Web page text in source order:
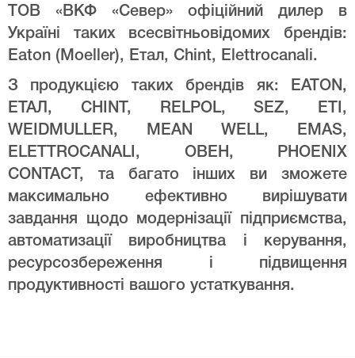
ТОВ «ВКФ «Север» офіційний дилер в
Україні таких всесвітньовідомих брендів:
Eaton (Moeller), Етал, Chint, Elettrocanali.
З продукцією таких брендів як: EATON,
ЕТАЛ, CHINT, RELPOL, SEZ, ETI,
WEIDMULLER, MEAN WELL, EMAS,
ELETTROCANALI, ОВЕН, PHOENIX
CONTACT, та багато інших ви зможете
максимально ефективно вирішувати
завдання щодо модернізації підприємства,
автоматизації виробництва і керування,
ресурсозбереження і підвищення
продуктивності вашого устаткування.